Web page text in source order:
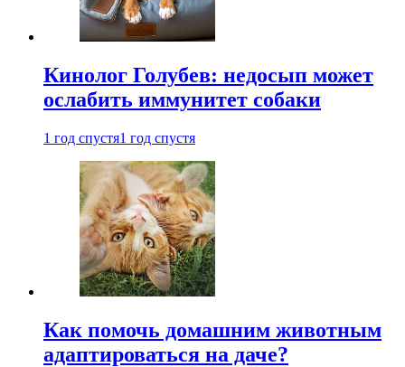
Кинолог Голубев: недосып может
ослабить иммунитет собаки
1 год спустя1 год спустя
Как помочь домашним животным
адаптироваться на даче?